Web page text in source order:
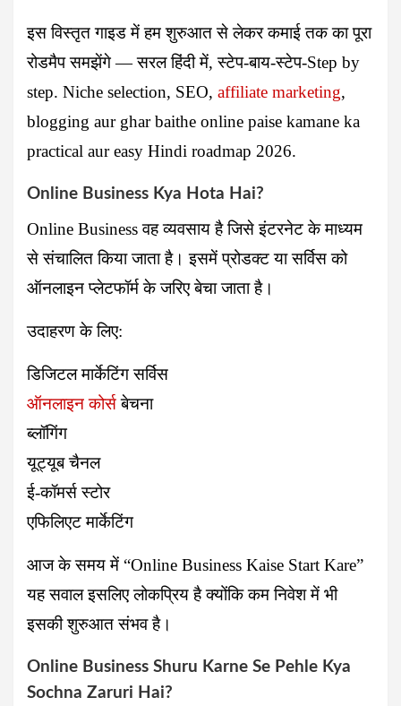
इस विस्तृत गाइड में हम शुरुआत से लेकर कमाई तक का पूरा
रोडमैप समझेंगे — सरल हिंदी में, स्टेप-बाय-स्टेप-Step by
step. Niche selection, SEO, affiliate marketing,
blogging aur ghar baithe online paise kamane ka
practical aur easy Hindi roadmap 2026.
Online Business Kya Hota Hai?
Online Business वह व्यवसाय है जिसे इंटरनेट के माध्यम
से संचालित किया जाता है। इसमें प्रोडक्ट या सर्विस को
ऑनलाइन प्लेटफॉर्म के जरिए बेचा जाता है।
उदाहरण के लिए:
डिजिटल मार्केटिंग सर्विस
ऑनलाइन कोर्सबेचना
ब्लॉगिंग
यूट्यूब चैनल
ई-कॉमर्स स्टोर
एफिलिएट मार्केटिंग
आज के समय में “Online Business Kaise Start Kare”
यह सवाल इसलिए लोकप्रिय है क्योंकि कम निवेश में भी
इसकी शुरुआत संभव है।
Online Business Shuru Karne Se Pehle Kya
Sochna Zaruri Hai?